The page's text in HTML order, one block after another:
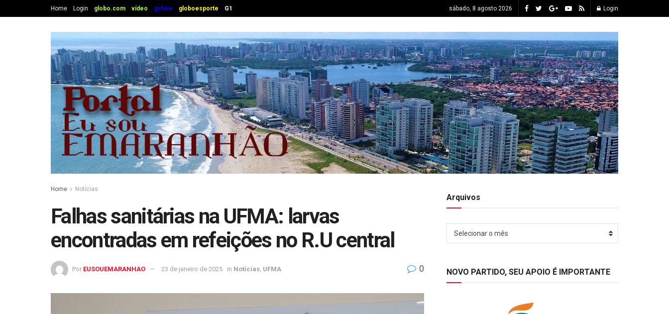
Home Login globo.com vídeo gshow globoesporte G1 sábado, 8 agosto 2026 Login
Home Notícias
Falhas sanitárias na UFMA: larvas
encontradas em refeições no R.U central
Por EUSOUEMARANHAO 23 de janeiro de 2025 in Notícias UFMA 0
Arquivos
Selecionar o mês
NOVO PARTIDO, SEU APOIO É IMPORTANTE